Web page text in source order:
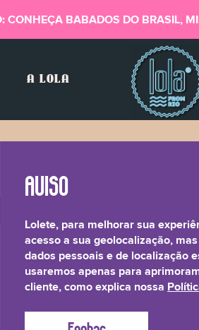
CONHEÇA BABADOS DO BRASIL,
A LOLA
& Água de Rosas
Lolete, para melhorar sua
acesso a sua geolocalização,
dados pessoais e de localização
usaremos apenas para
cliente, como explica nossa